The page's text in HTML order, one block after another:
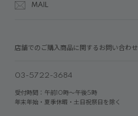
MAIL
店舗でのご購入商品に関するお問い合わせ
03-5722-3684
受付時間：午前10時～午後5時
年末年始・夏季休暇・土日祝祭日を除く